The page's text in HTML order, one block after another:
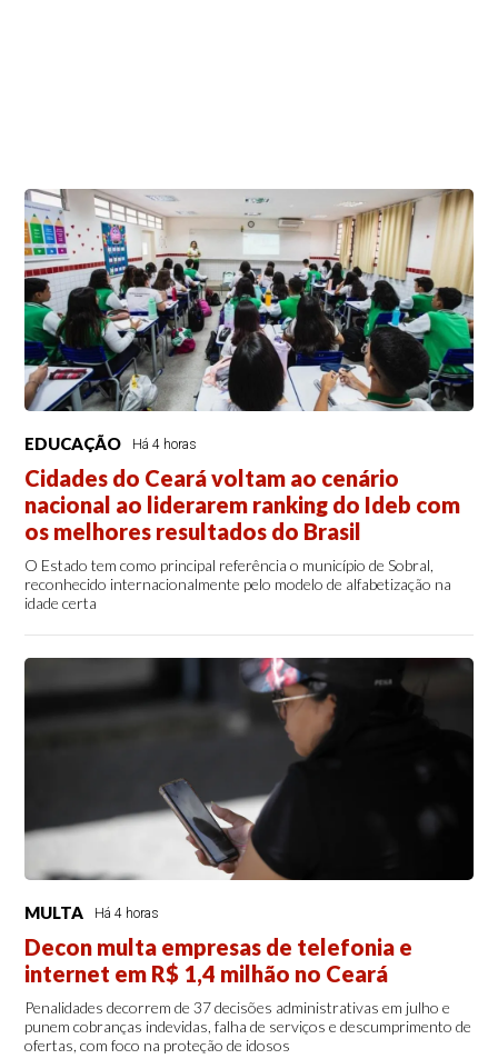
EDUCAÇÃO Há 4 horas
Cidades do Ceará voltam ao cenário
nacional ao liderarem ranking do Ideb com
os melhores resultados do Brasil
O Estado tem como principal referência o município de Sobral,
reconhecido internacionalmente pelo modelo de alfabetização na
idade certa
MULTA Há 4 horas
Decon multa empresas de telefonia e
internet em R$ 1,4 milhão no Ceará
Penalidades decorrem de 37 decisões administrativas em julho e
punem cobranças indevidas, falha de serviços e descumprimento de
ofertas, com foco na proteção de idosos